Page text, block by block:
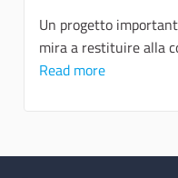
Un progetto
mira a restituire alla
Read more